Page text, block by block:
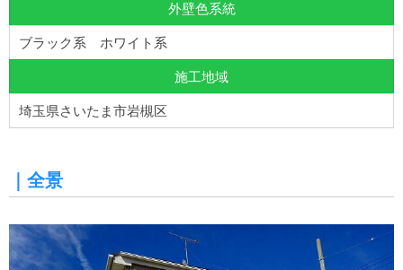
外壁色系統
ブラック系 ホワイト系
施工地域
埼玉県さいたま市岩槻区
｜全景